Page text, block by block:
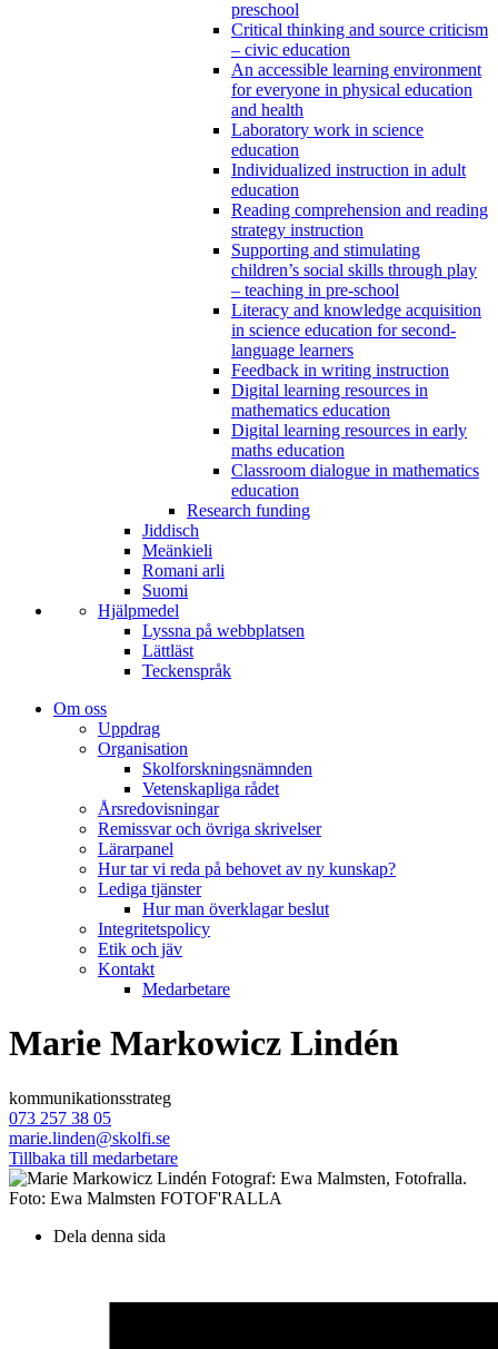
preschool
Critical thinking and source criticism
– civic education
An accessible learning environment
for everyone in physical education
and health
Laboratory work in science
education
Individualized instruction in adult
education
Reading comprehension and reading
strategy instruction
Supporting and stimulating
children’s social skills through play
– teaching in pre-school
Literacy and knowledge acquisition
in science education for second-
language learners
Feedback in writing instruction
Digital learning resources in
mathematics education
Digital learning resources in early
maths education
Classroom dialogue in mathematics
education
Research funding
Jiddisch
Meänkieli
Romani arli
Suomi
Hjälpmedel
Lyssna på webbplatsen
Lättläst
Teckenspråk
Om oss
Uppdrag
Organisation
Skolforskningsnämnden
Vetenskapliga rådet
Årsredovisningar
Remissvar och övriga skrivelser
Lärarpanel
Hur tar vi reda på behovet av ny kunskap?
Lediga tjänster
Hur man överklagar beslut
Integritetspolicy
Etik och jäv
Kontakt
Medarbetare
Marie Markowicz Lindén
kommunikationsstrateg
073 257 38 05
marie.linden@skolfi.se
Tillbaka till medarbetare
Foto: Ewa Malmsten FOTOF'RALLA
Dela denna sida